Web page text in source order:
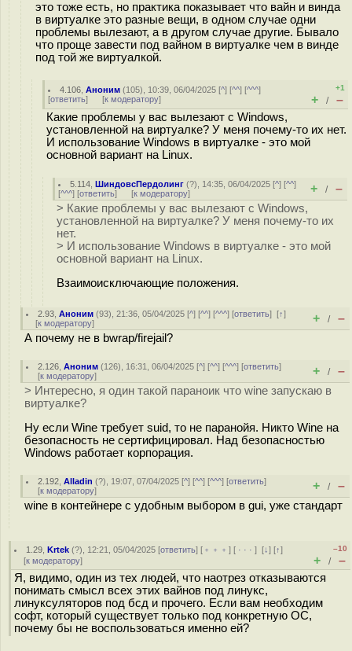
это тоже есть, но практика показывает что вайн и винда
в виртуалке это разные вещи, в одном случае одни
проблемы вылезают, а в другом случае другие. Бывало
что проще завести под вайном в виртуалке чем в винде
под той же виртуалкой.
4.106 ,Аноним (105), 10:39, 06/04/2025 [^] [^^] [^^^]
[ответить] [к модератору]
+1
+ / –
Какие проблемы у вас вылезают с Windows,
установленной на виртуалке? У меня почему-то их нет.
И использование Windows в виртуалке - это мой
основной вариант на Linux.
5.114 ,ШиндовсПердолинг (?), 14:35, 06/04/2025 [^] [^^]
[^^^] [ответить] [к модератору] + / –
> Какие проблемы у вас вылезают с Windows,
установленной на виртуалке? У меня почему-то их
нет.
> И использование Windows в виртуалке - это мой
основной вариант на Linux.
Взаимоисключающие положения.
2.93 ,Аноним (93), 21:36, 05/04/2025 [^] [^^] [^^^] [ответить][↑]
[к модератору] + / –
А почему не в bwrap/firejail?
2.126 ,Аноним (126), 16:31, 06/04/2025 [^] [^^] [^^^] [ответить]
[к модератору] + / –
> Интересно, я один такой параноик что wine запускаю в
виртуалке?
Ну если Wine требует suid, то не паранойя. Никто Wine на
безопасность не сертифицировал. Над безопасностью
Windows работает корпорация.
2.192 ,Alladin (?), 19:07, 07/04/2025 [^] [^^] [^^^] [ответить]
[к модератору] + / –
wine в контейнере с удобным выбором в gui, уже стандарт
1.29 ,Krtek (?), 12:21, 05/04/2025 [ответить] [ ﹢﹢﹢] [ · · ·][↓] [↑]
[к модератору]
–10
+ / –
Я, видимо, один из тех людей, что наотрез отказываются
понимать смысл всех этих вайнов под линукс,
линуксуляторов под бсд и прочего. Если вам необходим
софт, который существует только под конкретную ОС,
почему бы не воспользоваться именно ей?